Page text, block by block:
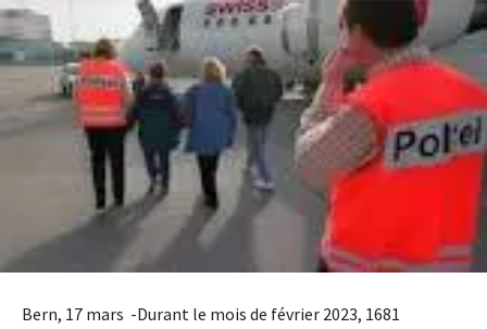
Bern, 17 mars -Durant le mois de février 2023, 1681